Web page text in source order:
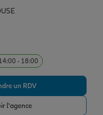
- 18:00
un RDV
l'agence